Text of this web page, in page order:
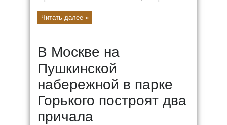
Читать далее »
В Москве на
Пушкинской
набережной в парке
Горького построят два
причала